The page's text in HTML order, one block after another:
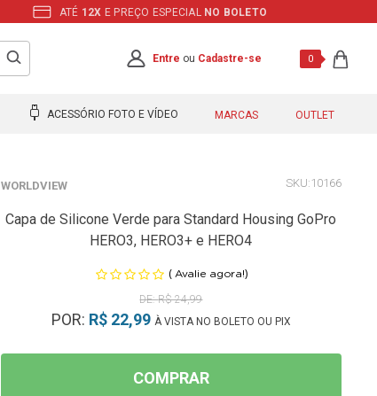
ATÉ 12X E PREÇO ESPECIAL NO BOLETO
Entre ou Cadastre-se 0
ACESSÓRIO FOTO E VÍDEO MARCAS OUTLET
WORLDVIEW 10166
Capa de Silicone Verde para Standard Housing GoPro
HERO3, HERO3+ e HERO4
( Avalie agora!)
R$ 24,99
POR: R$ 22,99 À VISTA NO BOLETO OU PIX
COMPRAR